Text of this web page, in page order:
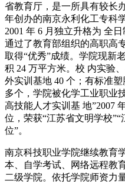
省教育厅，是一所具有较长
年创办的南京永利化工专科
2001 年 6 月独立升格为 全
通过了教育部组织的高职高
取得“优秀”成绩。学院现新
积 24 万平方米。校 内实验
外实训基地 40 个；有标准
多个，学院被化学工业职业
高技能人才实训基 地”2007
位，荣获“江苏省文明学校
位”。
南京科技职业学院继续教育
本、自学考试、网络远程教
二级学院。依托学院师资力